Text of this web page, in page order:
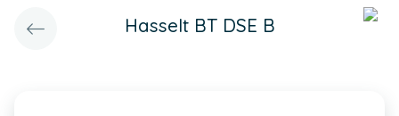
Hasselt BT DSE B